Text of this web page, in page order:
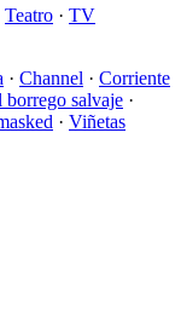
Teatro · TV
· Channel · Corriente
borrego salvaje ·
· Viñetas